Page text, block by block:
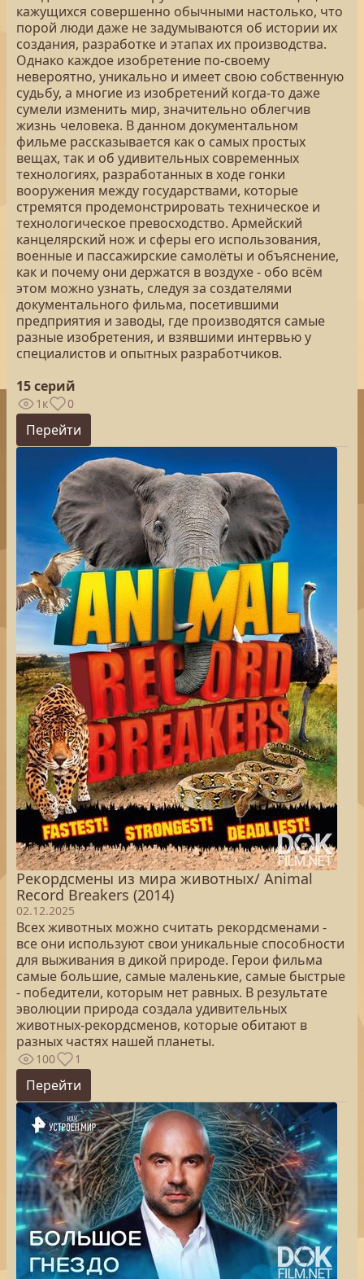
кажущихся совершенно обычными настолько, что
порой люди даже не задумываются об истории их
создания, разработке и этапах их производства.
Однако каждое изобретение по-своему
невероятно, уникально и имеет свою собственную
судьбу, а многие из изобретений когда-то даже
сумели изменить мир, значительно облегчив
жизнь человека. В данном документальном
фильме рассказывается как о самых простых
вещах, так и об удивительных современных
технологиях, разработанных в ходе гонки
вооружения между государствами, которые
стремятся продемонстрировать техническое и
технологическое превосходство. Армейский
канцелярский нож и сферы его использования,
военные и пассажирские самолёты и объяснение,
как и почему они держатся в воздухе - обо всём
этом можно узнать, следуя за создателями
документального фильма, посетившими
предприятия и заводы, где производятся самые
разные изобретения, и взявшими интервью у
специалистов и опытных разработчиков.
15 серий
1к 0
Перейти
Рекордсмены из мира животных/ Animal
Record Breakers (2014)
02.12.2025
Всех животных можно считать рекордсменами -
все они используют свои уникальные способности
для выживания в дикой природе. Герои фильма
самые большие, самые маленькие, самые быстрые
- победители, которым нет равных. В результате
эволюции природа создала удивительных
животных-рекордсменов, которые обитают в
разных частях нашей планеты.
100 1
Перейти